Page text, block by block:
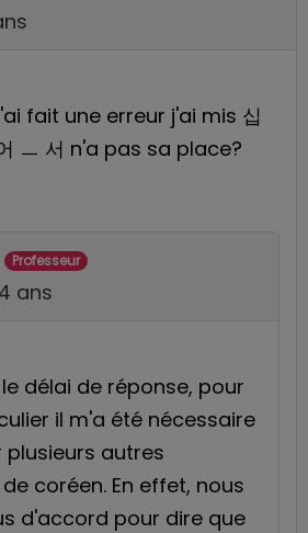
fait une erreur j'ai mis 십
ㅡ 서 n'a pas sa place?
Professeur
ans
délai de réponse, pour
il m'a été nécessaire
autres
coréen. En effet, nous
d'accord pour dire que